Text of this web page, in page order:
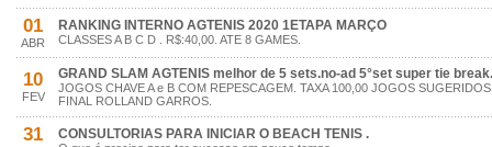
01
ABR
RANKING INTERNO AGTENIS 2020 1ETAPA MARÇO
CLASSES A B C D . R$:40,00. ATE 8 GAMES.
10
FEV
GRAND SLAM AGTENIS melhor de 5 sets.no-ad 5°set super tie break.
JOGOS CHAVE A e B COM REPESCAGEM. TAXA 100,00 JOGOS
FINAL ROLLAND GARROS.
31 CONSULTORIAS PARA INICIAR O BEACH TENIS .